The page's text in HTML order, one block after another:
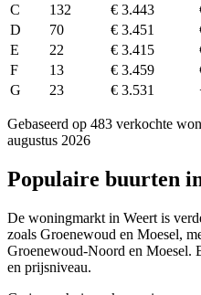
C
132 € 3.443
D
70 € 3.451
E
22 € 3.415
F
13 € 3.459
G
23 € 3.531
Gebaseerd op 483 verkochte
augustus 2026
Populaire buurten
De woningmarkt in Weert is
zoals Groenewoud en Moesel,
Groenewoud-Noord en Moesel.
en prijsniveau.